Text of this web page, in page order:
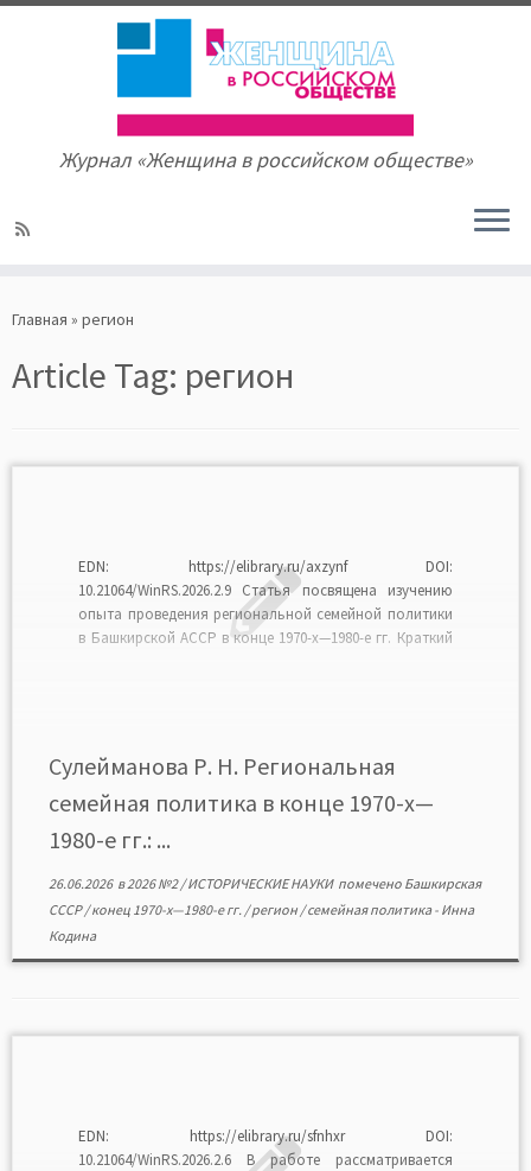
to
Журнал «Женщина в российском обществе»
Главная » регион
Article Tag: регион
EDN: https://elibrary.ru/axzynf DOI:
10.21064/WinRS.2026.2.9 Статья посвящена изучению
опыта проведения региональной семейной политики
в Башкирской АССР в конце 1970-х—1980-е гг. Краткий
республике и по регулированию движения сельского
населения Башкирской АССР» 1978 г. и «Комплексная
[…]
Сулейманова Р. Н. Региональная
семейная политика в конце 1970-х—
1980-е гг.: ...
26.06.2026в2026 №2/ИСТОРИЧЕСКИЕ НАУКИ помечено Башкирская
СССР/конец 1970-х—1980-е гг. /регион /семейная политика- Инна
Кодина
EDN: https://elibrary.ru/sfnhxr DOI:
10.21064/WinRS.2026.2.6 В работе рассматривается